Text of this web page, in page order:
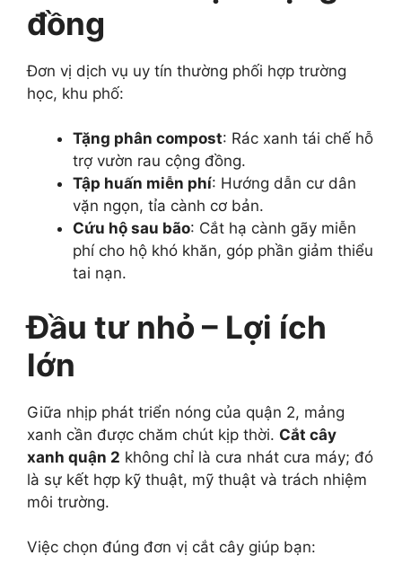
đồng
Đơn vị dịch vụ uy tín thường phối hợp trường
học, khu phố:
Tặng phân compost: Rác xanh tái chế hỗ
trợ vườn rau cộng đồng.
Tập huấn miễn phí: Hướng dẫn cư dân
vặn ngọn, tỉa cành cơ bản.
Cứu hộ sau bão: Cắt hạ cành gãy miễn
phí cho hộ khó khăn, góp phần giảm thiểu
tai nạn.
Đầu tư nhỏ – Lợi ích
lớn
Giữa nhịp phát triển nóng của quận 2, mảng
xanh cần được chăm chút kịp thời. Cắt cây
xanh quận 2 không chỉ là cưa nhát cưa máy; đó
là sự kết hợp kỹ thuật, mỹ thuật và trách nhiệm
môi trường.
Việc chọn đúng đơn vị cắt cây giúp bạn: